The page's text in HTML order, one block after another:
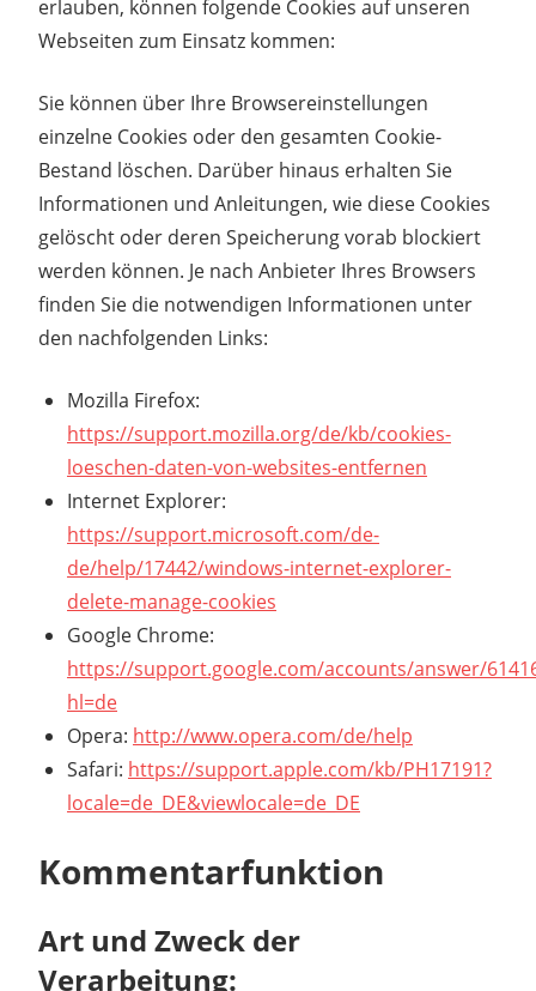
erlauben, können folgende Cookies auf unseren
Webseiten zum Einsatz kommen:
Sie können über Ihre Browsereinstellungen
einzelne Cookies oder den gesamten Cookie-
Bestand löschen. Darüber hinaus erhalten Sie
Informationen und Anleitungen, wie diese Cookies
gelöscht oder deren Speicherung vorab blockiert
werden können. Je nach Anbieter Ihres Browsers
finden Sie die notwendigen Informationen unter
den nachfolgenden Links:
Mozilla Firefox:
https://support.mozilla.org/de/kb/cookies-
loeschen-daten-von-websites-entfernen
Internet Explorer:
https://support.microsoft.com/de-
de/help/17442/windows-internet-explorer-
delete-manage-cookies
Google Chrome:
https://support.google.com/accounts/answer/
hl=de
Opera: http://www.opera.com/de/help
Safari: https://support.apple.com/kb/PH17191?
locale=de_DE&viewlocale=de_DE
Kommentarfunktion
Art und Zweck der
Verarbeitung: